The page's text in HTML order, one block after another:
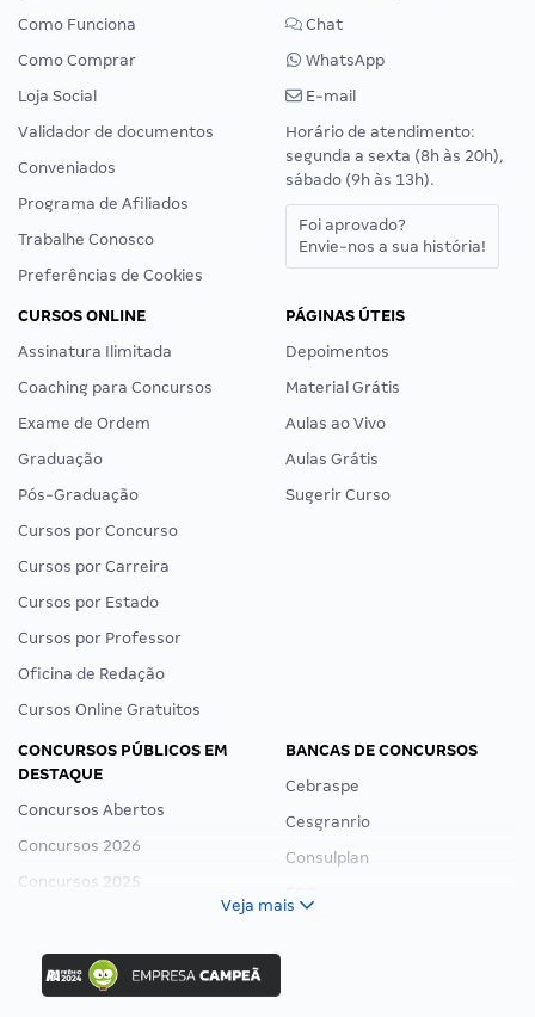
Como Funciona
Como Comprar
Loja Social
Validador de documentos
Conveniados
Programa de Afiliados
Trabalhe Conosco
Preferências de Cookies
Chat
WhatsApp
E-mail
Horário de atendimento:
segunda a sexta (8h às 20h),
sábado (9h às 13h).
Foi aprovado?
Envie-nos a sua história!
CURSOS ONLINE
Assinatura Ilimitada
Coaching para Concursos
Exame de Ordem
Graduação
Pós-Graduação
Cursos por Concurso
Cursos por Carreira
Cursos por Estado
Cursos por Professor
Oficina de Redação
Cursos Online Gratuitos
PÁGINAS ÚTEIS
Depoimentos
Material Grátis
Aulas ao Vivo
Aulas Grátis
Sugerir Curso
CONCURSOS PÚBLICOS EM
DESTAQUE
Concursos Abertos
Concursos 2026
Concursos 2025
Concurso Ibama
Concurso MPU
BANCAS DE CONCURSOS
Cebraspe
Cesgranrio
Consulplan
Veja mais